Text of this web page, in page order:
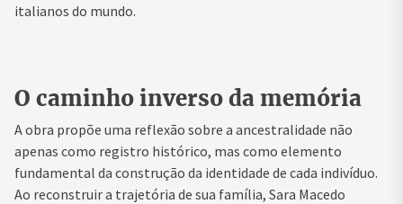
italianos do mundo.
O caminho inverso da memória
A obra propõe uma reflexão sobre a ancestralidade não
apenas como registro histórico, mas como elemento
fundamental da construção da identidade de cada indivíduo.
Ao reconstruir a trajetória de sua família, Sara Macedo